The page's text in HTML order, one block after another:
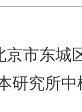
京市东城
研究所